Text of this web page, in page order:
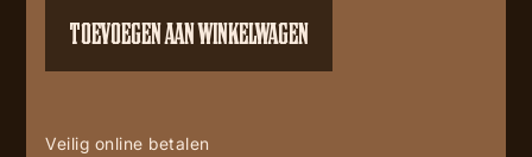
aantal
TOEVOEGEN AAN WINKELWAGEN
Veilig online betalen